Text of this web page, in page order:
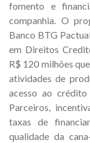
fomento e
companhia. O
Banco BTG
em Direitos
R$ 120 milhões
atividades de
acesso ao
Parceiros,
taxas de
qualidade da